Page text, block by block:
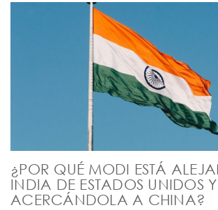
¿POR QUÉ MODI ESTÁ
INDIA DE ESTADOS UNIDOS Y
ACERCÁNDOLA A CHINA?